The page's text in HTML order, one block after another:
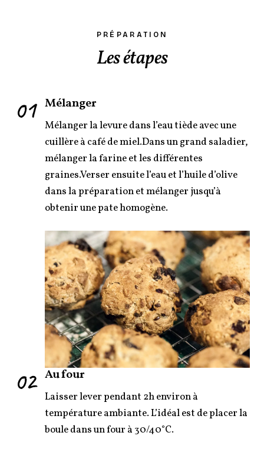
PRÉPARATION
Les étapes
01 Mélanger
Mélanger la levure dans l’eau tiède avec une
cuillère à café de miel.Dans un grand saladier,
mélanger la farine et les différentes
graines.Verser ensuite l’eau et l’huile d’olive
dans la préparation et mélanger jusqu’à
obtenir une pate homogène.
02 Au four
Laisser lever pendant 2h environ à
température ambiante. L’idéal est de placer la
boule dans un four à 30/40°C.